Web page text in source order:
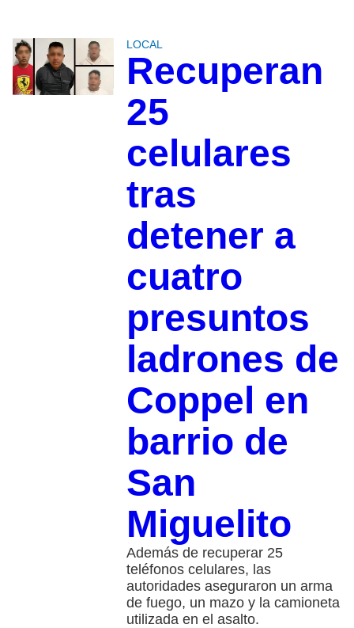
LOCAL
Recuperan
25
celulares
tras
detener a
cuatro
presuntos
ladrones de
Coppel en
barrio de
San
Miguelito
Además de recuperar 25
teléfonos celulares, las
autoridades aseguraron un arma
de fuego, un mazo y la camioneta
utilizada en el asalto.